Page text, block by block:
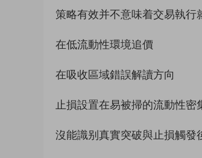
策略有效并不意味着交易執行
在低流動性環境追價
在吸收區域錯誤解讀方向
止損設置在易被掃的流動性密
沒能識别真實突破與止損觸發